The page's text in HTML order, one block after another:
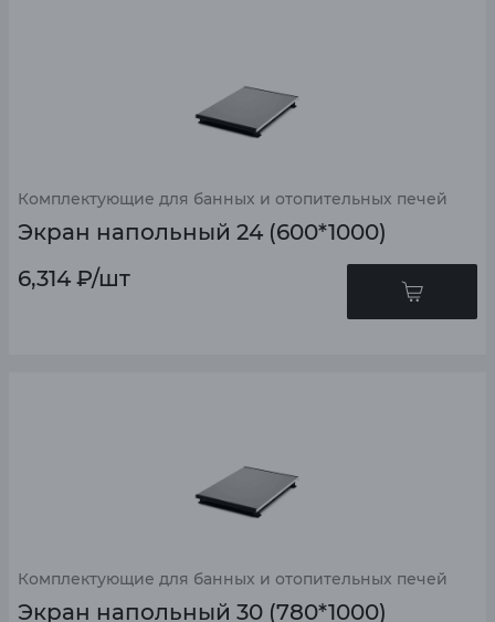
Комплектующие для банных и отопительных печей
Экран напольный 24 (600*1000)
6,314 ₽/шт
Комплектующие для банных и отопительных печей
Экран напольный 30 (780*1000)